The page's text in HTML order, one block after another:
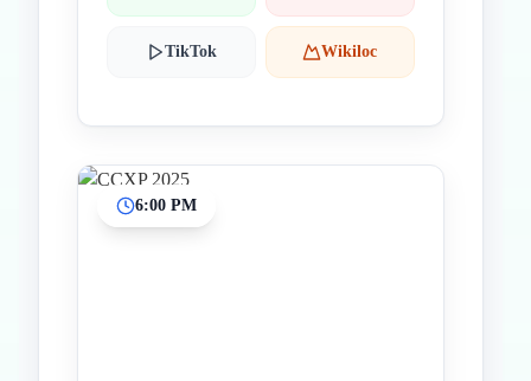
TikTok Wikiloc
6:00 PM